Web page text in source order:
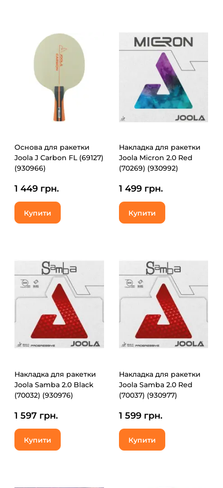
Основа для ракетки
Joola J Carbon FL (69127)
(930966)
1 449 грн.
Купити
Накладка для ракетки
Joola Micron 2.0 Red
(70269) (930992)
1 499 грн.
Купити
Накладка для ракетки
Joola Samba 2.0 Black
(70032) (930976)
1 597 грн.
Купити
Накладка для ракетки
Joola Samba 2.0 Red
(70037) (930977)
1 599 грн.
Купити